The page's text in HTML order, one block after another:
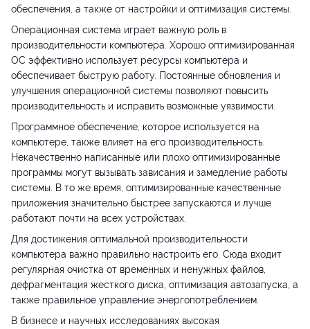
обеспечения, а также от настройки и оптимизация системы.
Операционная система играет важную роль в
производительности компьютера. Хорошо оптимизированная
ОС эффективно использует ресурсы компьютера и
обеспечивает быструю работу. Постоянные обновления и
улучшения операционной системы позволяют повысить
производительность и исправить возможные уязвимости.
Программное обеспечение, которое используется на
компьютере, также влияет на его производительность.
Некачественно написанные или плохо оптимизированные
программы могут вызывать зависания и замедление работы
системы. В то же время, оптимизированные качественные
приложения значительно быстрее запускаются и лучше
работают почти на всех устройствах.
Для достижения оптимальной производительности
компьютера важно правильно настроить его. Сюда входит
регулярная очистка от временных и ненужных файлов,
дефрагментация жесткого диска, оптимизация автозапуска, а
также правильное управление энергопотреблением.
В бизнесе и научных исследованиях высокая